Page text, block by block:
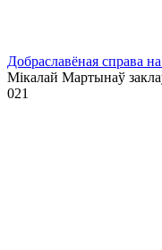
Добраславёная справа
Мікалай Мартынаў
021